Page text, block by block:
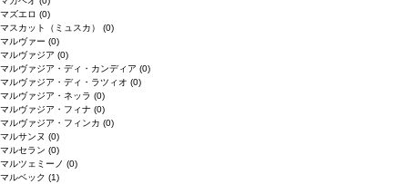
マズエロ (0)
マスカット（ミュスカ） (0)
マルヴァー (0)
マルヴァジア (0)
マルヴァジア・ディ・カンディア (0)
マルヴァジア・ディ・ラツィオ (0)
マルヴァジア・ネッラ (0)
マルヴァジア・フィナ (0)
マルヴァジア・フィンカ (0)
マルサンヌ (0)
マルセラン (0)
マルツェミーノ (0)
マルベック (1)